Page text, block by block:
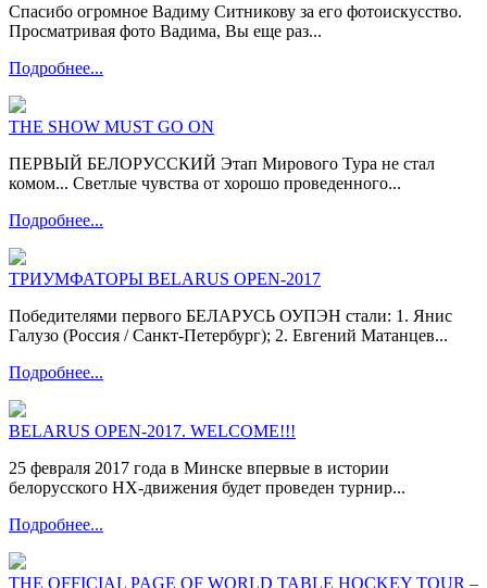
Спасибо огромное Вадиму Ситникову за его фотоискусство.
Просматривая фото Вадима, Вы еще раз...
Подробнее...
THE SHOW MUST GO ON
ПЕРВЫЙ БЕЛОРУССКИЙ Этап Мирового Тура не стал
комом... Светлые чувства от хорошо проведенного...
Подробнее...
ТРИУМФАТОРЫ BELARUS OPEN-2017
Победителями первого БЕЛАРУСЬ ОУПЭН стали: 1. Янис
Галузо (Россия / Санкт-Петербург); 2. Евгений Матанцев...
Подробнее...
BELARUS OPEN-2017. WELCOME!!!
25 февраля 2017 года в Минске впервые в истории
белорусского НХ-движения будет проведен турнир...
Подробнее...
THE OFFICIAL PAGE OF WORLD TABLE HOCKEY TOUR –